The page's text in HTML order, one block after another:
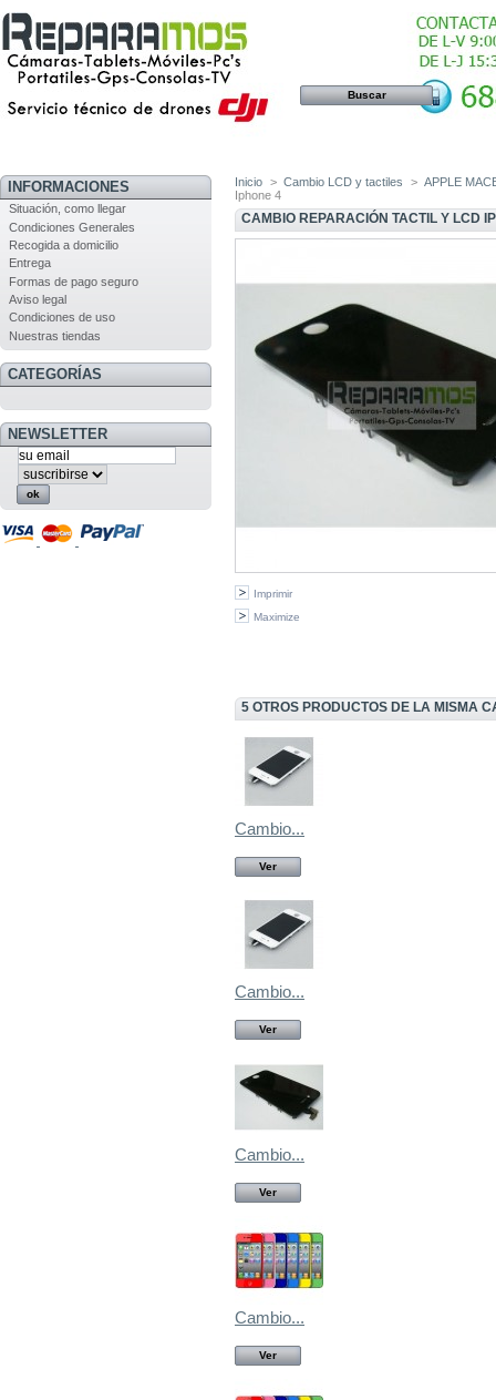
INFORMACIONES
Situación, como llegar
Condiciones Generales
Recogida a domicilio
Entrega
Formas de pago seguro
Aviso legal
Condiciones de uso
Nuestras tiendas
CATEGORÍAS
NEWSLETTER
Inicio > Cambio LCD y tactiles > APPLE
Iphone 4
CAMBIO REPARACIÓN TACTIL Y LCD
Imprimir
Maximize
5 OTROS PRODUCTOS DE LA MISMA
Cambio...
Ver
Cambio...
Ver
Cambio...
Ver
Cambio...
Ver